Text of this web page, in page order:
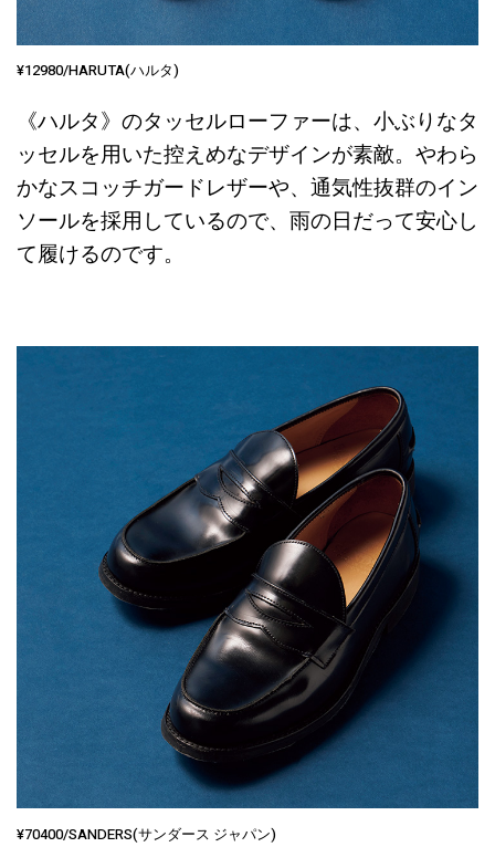
¥12980/HARUTA(ハルタ)
《ハルタ》のタッセルローファーは、小ぶりなタ
ッセルを用いた控えめなデザインが素敵。やわら
かなスコッチガードレザーや、通気性抜群のイン
ソールを採用しているので、雨の日だって安心し
て履けるのです。
¥70400/SANDERS(サンダース ジャパン)